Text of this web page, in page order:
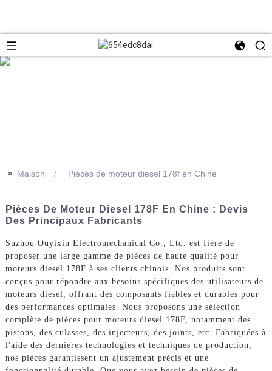
>> Maison Pièces de moteur diesel 178f en Chine
Pièces De Moteur Diesel 178F En Chine : Devis
Des Principaux Fabricants
Suzhou Ouyixin Electromechanical Co., Ltd. est fière de
proposer une large gamme de pièces de haute qualité pour
moteurs diesel 178F à ses clients chinois. Nos produits sont
conçus pour répondre aux besoins spécifiques des utilisateurs de
moteurs diesel, offrant des composants fiables et durables pour
des performances optimales. Nous proposons une sélection
complète de pièces pour moteurs diesel 178F, notamment des
pistons, des culasses, des injecteurs, des joints, etc. Fabriquées à
l'aide des dernières technologies et techniques de production,
nos pièces garantissent un ajustement précis et une